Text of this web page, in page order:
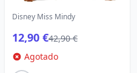
Disney Miss Mindy
12,90 €42,90 €
Agotado